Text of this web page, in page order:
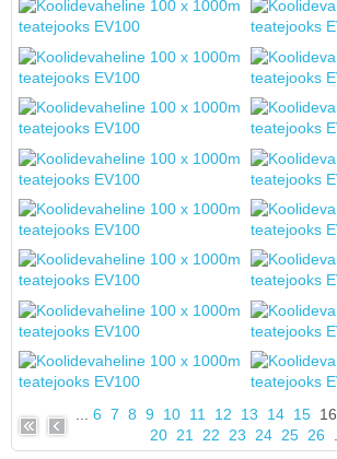
...6 7 8 9 10 11 12 13 14 15 16
20 21 22 23 24 25 26